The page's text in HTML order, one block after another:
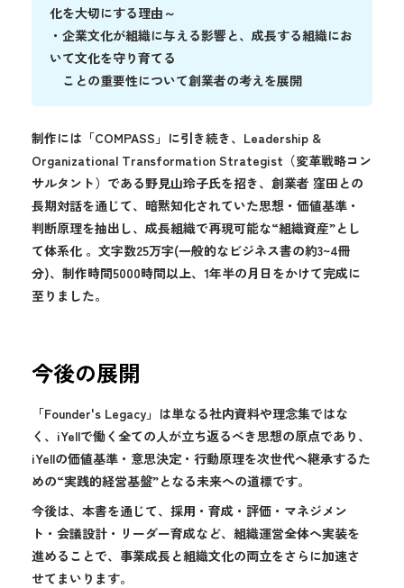
化を大切にする理由～
・企業文化が組織に与える影響と、成長する組織にお
いて文化を守り育てる
ことの重要性について創業者の考えを展開
制作には「COMPASS」に引き続き、Leadership &
Organizational Transformation Strategist（変革戦略コン
サルタント）である野見山玲子氏を招き、創業者 窪田との
長期対話を通じて、暗黙知化されていた思想・価値基準・
判断原理を抽出し、成長組織で再現可能な“組織資産”とし
て体系化 。文字数25万字(一般的なビジネス書の約3~4冊
分)、制作時間5000時間以上、1年半の月日をかけて完成に
至りました。
今後の展開
「Founder's Legacy」は単なる社内資料や理念集ではな
く、iYellで働く全ての人が立ち返るべき思想の原点であり、
iYellの価値基準・意思決定・行動原理を次世代へ継承するた
めの“実践的経営基盤”となる未来への道標です。
今後は、本書を通じて、採用・育成・評価・マネジメン
ト・会議設計・リーダー育成など、組織運営全体へ実装を
進めることで、事業成長と組織文化の両立をさらに加速さ
せてまいります。